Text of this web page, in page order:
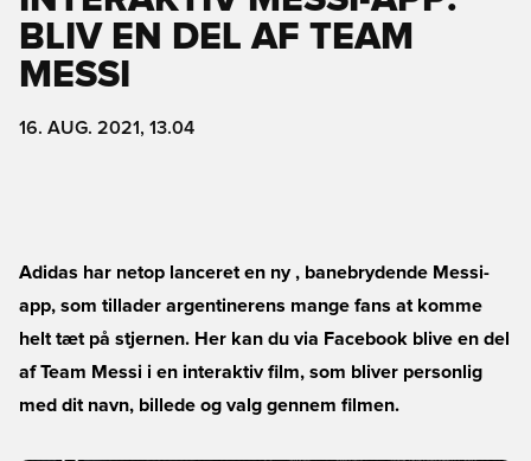
BLIV EN DEL AF TEAM
MESSI
16. AUG. 2021, 13.04
Adidas har netop lanceret en ny , banebrydende Messi-
app, som tillader argentinerens mange fans at komme
helt tæt på stjernen. Her kan du via Facebook blive en del
af Team Messi i en interaktiv film, som bliver personlig
med dit navn, billede og valg gennem filmen.